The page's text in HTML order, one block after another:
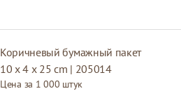
Коричневый бумажный пакет
10 x 4 x 25 cm | 205014
Цена за 1 000 штук